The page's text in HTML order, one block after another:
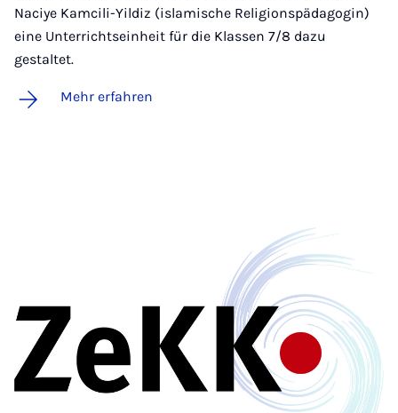
Naciye Kamcili-Yildiz (islamische Religionspädagogin)
eine Unterrichtseinheit für die Klassen 7/8 dazu
gestaltet.
Mehr erfahren